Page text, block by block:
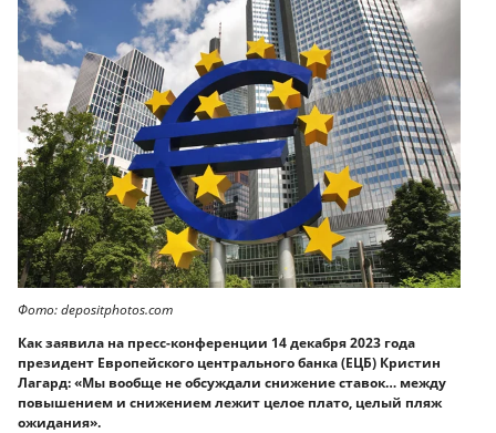
Фото: depositphotos.com
Как заявила на пресс-конференции 14 декабря 2023 года
президент Европейского центрального банка (ЕЦБ) Кристин
Лагард: «Мы вообще не обсуждали снижение ставок… между
повышением и снижением лежит целое плато, целый пляж
ожидания».